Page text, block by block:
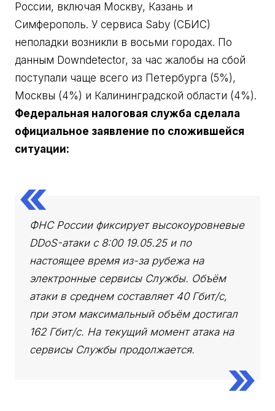
России, включая Москву, Казань и
Симферополь. У сервиса Saby (СБИС)
неполадки возникли в восьми городах. По
данным Downdetector, за час жалобы на сбой
поступали чаще всего из Петербурга (5%),
Москвы (4%) и Калининградской области (4%).
Федеральная налоговая служба сделала
официальное заявление по сложившейся
ситуации:
ФНС России фиксирует высокоуровневые
DDoS-атаки с 8:00 19.05.25 и по
настоящее время из-за рубежа на
электронные сервисы Службы. Объём
атаки в среднем составляет 40 Гбит/с,
при этом максимальный объём достигал
162 Гбит/с. На текущий момент атака на
сервисы Службы продолжается.